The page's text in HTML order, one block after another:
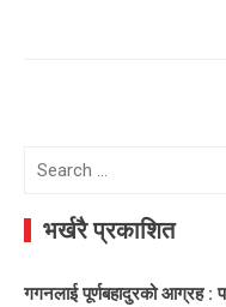
Search
भर्खरै प्रकाशित
गगनलाई पूर्णबहादुरको आग्रह :